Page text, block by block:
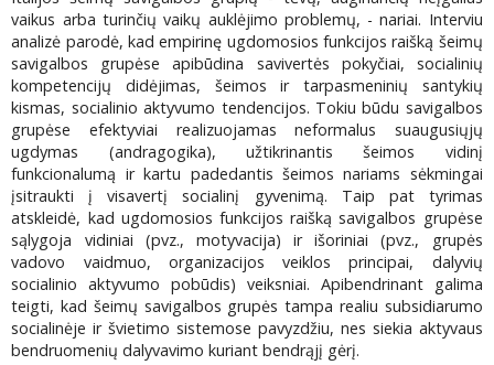
vaikus arba turinčių vaikų auklėjimo problemų, - nariai. Interviu
analizė parodė, kad empirinę ugdomosios funkcijos raišką šeimų
savigalbos grupėse apibūdina savivertės pokyčiai, socialinių
kompetencijų didėjimas, šeimos ir tarpasmeninių santykių
kismas, socialinio aktyvumo tendencijos. Tokiu būdu savigalbos
grupėse efektyviai realizuojamas neformalus suaugusiųjų
ugdymas (andragogika), užtikrinantis šeimos vidinį
funkcionalumą ir kartu padedantis šeimos nariams sėkmingai
įsitraukti į visavertį socialinį gyvenimą. Taip pat tyrimas
atskleidė, kad ugdomosios funkcijos raišką savigalbos grupėse
sąlygoja vidiniai (pvz., motyvacija) ir išoriniai (pvz., grupės
vadovo vaidmuo, organizacijos veiklos principai, dalyvių
socialinio aktyvumo pobūdis) veiksniai. Apibendrinant galima
teigti, kad šeimų savigalbos grupės tampa realiu subsidiarumo
socialinėje ir švietimo sistemose pavyzdžiu, nes siekia aktyvaus
bendruomenių dalyvavimo kuriant bendrąjį gėrį.